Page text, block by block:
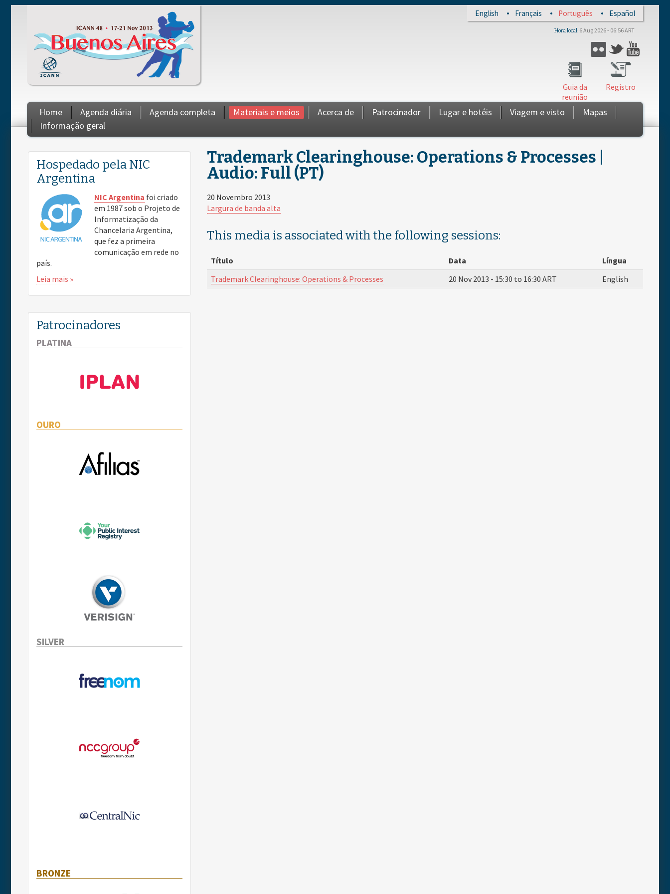
English Français Português Español
Hora local 6 Aug 2026 - 06:56 ART
Flickr Twitter
Registro
Guia da
reunião
Home Agenda diária Agenda completa Materiais e meios Acerca de Patrocinador Lugar e hotéis Viagem e visto
Mapas
Informação geral
You are here
Trademark Clearinghouse: Operations & Processes |
Audio: Full (PT)
20 Novembro 2013
Largura de banda alta
This media is associated with the following sessions:
Título Data
Língua
Trademark Clearinghouse: Operations & Processes
20 Nov 2013 - 15:30 to 16:30 ART English
Hospedado pela NIC
Argentina
NIC Argentina foi criado
em 1987 sob o Projeto de
Informatização da
Chancelaria Argentina,
que fez a primeira
comunicação em rede no
país.
Leia mais »
Patrocinadores
PLATINA
OURO
SILVER
BRONZE